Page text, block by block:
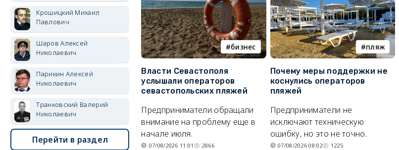
бизнес
Власти Севастополя
услышали операторов
севастопольских пляжей
Предприниматели обращали
внимание на проблему еще в
начале июля.
07/08/2026 11:01 2866
пляж
Почему меры поддержки не
коснулись операторов
пляжей
Предприниматели не
исключают техническую
ошибку, но это не точно.
07/08/2026 08:02 1225
Крошицкий Михаил
Павлович
Шаров Алексей
Николаевич
Парикин Алексей
Николаевич
Транковский Валерий
Николаевич
Перейти в раздел